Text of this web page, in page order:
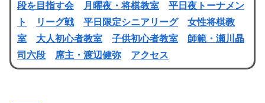
段を目指す会
月曜夜・将棋教室
平日夜トーナメン
ト
リーグ戦 平日限定シニアリーグ
女性将棋教
室
大人初心者教室 子供初心者教室
師範・瀬川晶
司六段
席主・渡辺健弥 アクセス